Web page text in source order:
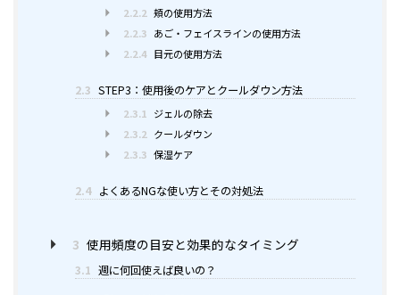
2.2.2 頬の使用方法
2.2.3 あご・フェイスラインの使用方法
2.2.4 目元の使用方法
2.3 STEP3：使用後のケアとクールダウン方法
2.3.1
ジェルの除去
2.3.2 クールダウン
2.3.3 保湿ケア
2.4 よくあるNGな使い方とその対処法
3 使用頻度の目安と効果的なタイミング
3.1 週に何回使えば良いの？